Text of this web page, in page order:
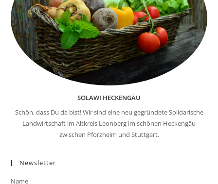
SOLAWI HECKENGÄU
Schön, dass Du da bist! Wir sind eine neu gegründete Solidarische
Landwirtschaft im Altkreis Leonberg im schönen Heckengäu
zwischen Pforzheim und Stuttgart.
Newsletter
Name